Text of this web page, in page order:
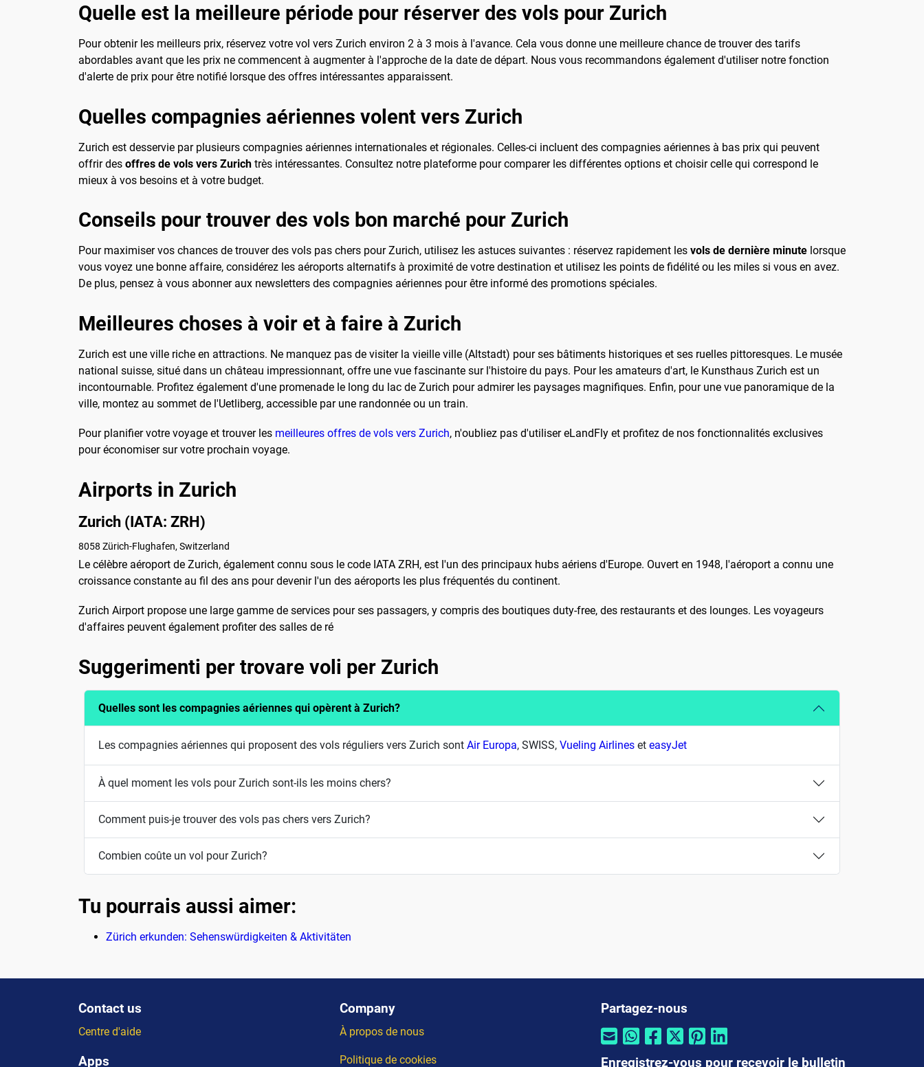
Quelle est la meilleure période pour réserver des vols pour Zurich
Pour obtenir les meilleurs prix, réservez votre vol vers Zurich environ 2 à 3 mois à l'avance. Cela vous donne une meilleure chance de trouver des tarifs
abordables avant que les prix ne commencent à augmenter à l'approche de la date de départ. Nous vous recommandons également d'utiliser notre fonction
d'alerte de prix pour être notifié lorsque des offres intéressantes apparaissent.
Quelles compagnies aériennes volent vers Zurich
Zurich est desservie par plusieurs compagnies aériennes internationales et régionales. Celles-ci incluent des compagnies aériennes à bas prix qui peuvent
offrir des offres de vols vers Zurich très intéressantes. Consultez notre plateforme pour comparer les différentes options et choisir celle qui correspond le
mieux à vos besoins et à votre budget.
Conseils pour trouver des vols bon marché pour Zurich
Pour maximiser vos chances de trouver des vols pas chers pour Zurich, utilisez les astuces suivantes : réservez rapidement les vols de dernière minute lorsque
vous voyez une bonne affaire, considérez les aéroports alternatifs à proximité de votre destination et utilisez les points de fidélité ou les miles si vous en avez.
De plus, pensez à vous abonner aux newsletters des compagnies aériennes pour être informé des promotions spéciales.
Meilleures choses à voir et à faire à Zurich
Zurich est une ville riche en attractions. Ne manquez pas de visiter la vieille ville (Altstadt) pour ses bâtiments historiques et ses ruelles pittoresques. Le musée
national suisse, situé dans un château impressionnant, offre une vue fascinante sur l'histoire du pays. Pour les amateurs d'art, le Kunsthaus Zurich est un
incontournable. Profitez également d'une promenade le long du lac de Zurich pour admirer les paysages magnifiques. Enfin, pour une vue panoramique de la
ville, montez au sommet de l'Uetliberg, accessible par une randonnée ou un train.
Pour planifier votre voyage et trouver les meilleures offres de vols vers Zurich, n'oubliez pas d'utiliser eLandFly et profitez de nos fonctionnalités exclusives
pour économiser sur votre prochain voyage.
Airports in Zurich
Zurich (IATA: ZRH)
8058 Zürich-Flughafen, Switzerland
Le célèbre aéroport de Zurich, également connu sous le code IATA ZRH, est l'un des principaux hubs aériens d'Europe. Ouvert en 1948, l'aéroport a connu une
croissance constante au fil des ans pour devenir l'un des aéroports les plus fréquentés du continent.
Zurich Airport propose une large gamme de services pour ses passagers, y compris des boutiques duty-free, des restaurants et des lounges. Les voyageurs
d'affaires peuvent également profiter des salles de ré
Suggerimenti per trovare voli per Zurich
Quelles sont les compagnies aériennes qui opèrent à Zurich?
Les compagnies aériennes qui proposent des vols réguliers vers Zurich sont Air Europa, SWISS, Vueling Airlines et easyJet
À quel moment les vols pour Zurich sont-ils les moins chers?
Comment puis-je trouver des vols pas chers vers Zurich?
Combien coûte un vol pour Zurich?
Tu pourrais aussi aimer:
Zürich erkunden: Sehenswürdigkeiten & Aktivitäten
Contact us
Centre d'aide
Apps
Company
À propos de nous
Politique de cookies
Partagez-nous
Enregistrez-vous pour recevoir le bulletin